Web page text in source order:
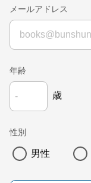
メールアドレス
年齢
歳
性別
男性